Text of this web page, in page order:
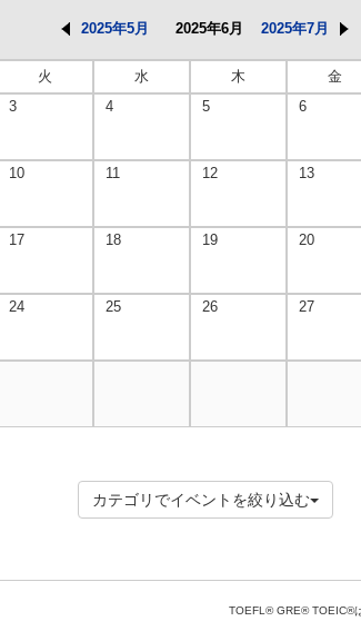
2025年5月 2025年6月 2025年7月
火 水 木 金
3 4 5 6
10 11 12 13
17 18 19 20
24 25 26 27
カテゴリでイベントを絞り込む
TOEFL® GRE® TOEIC®